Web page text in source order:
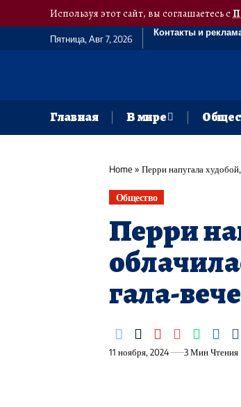
Используя этот сайт, вы соглашаетесь с
Пятница, Авг 7, 2026
Контакты и
Главная В мире
Home» Перри напугала
Общество
Перри
гала-
11 ноября, 2024 3 Мин Чтения